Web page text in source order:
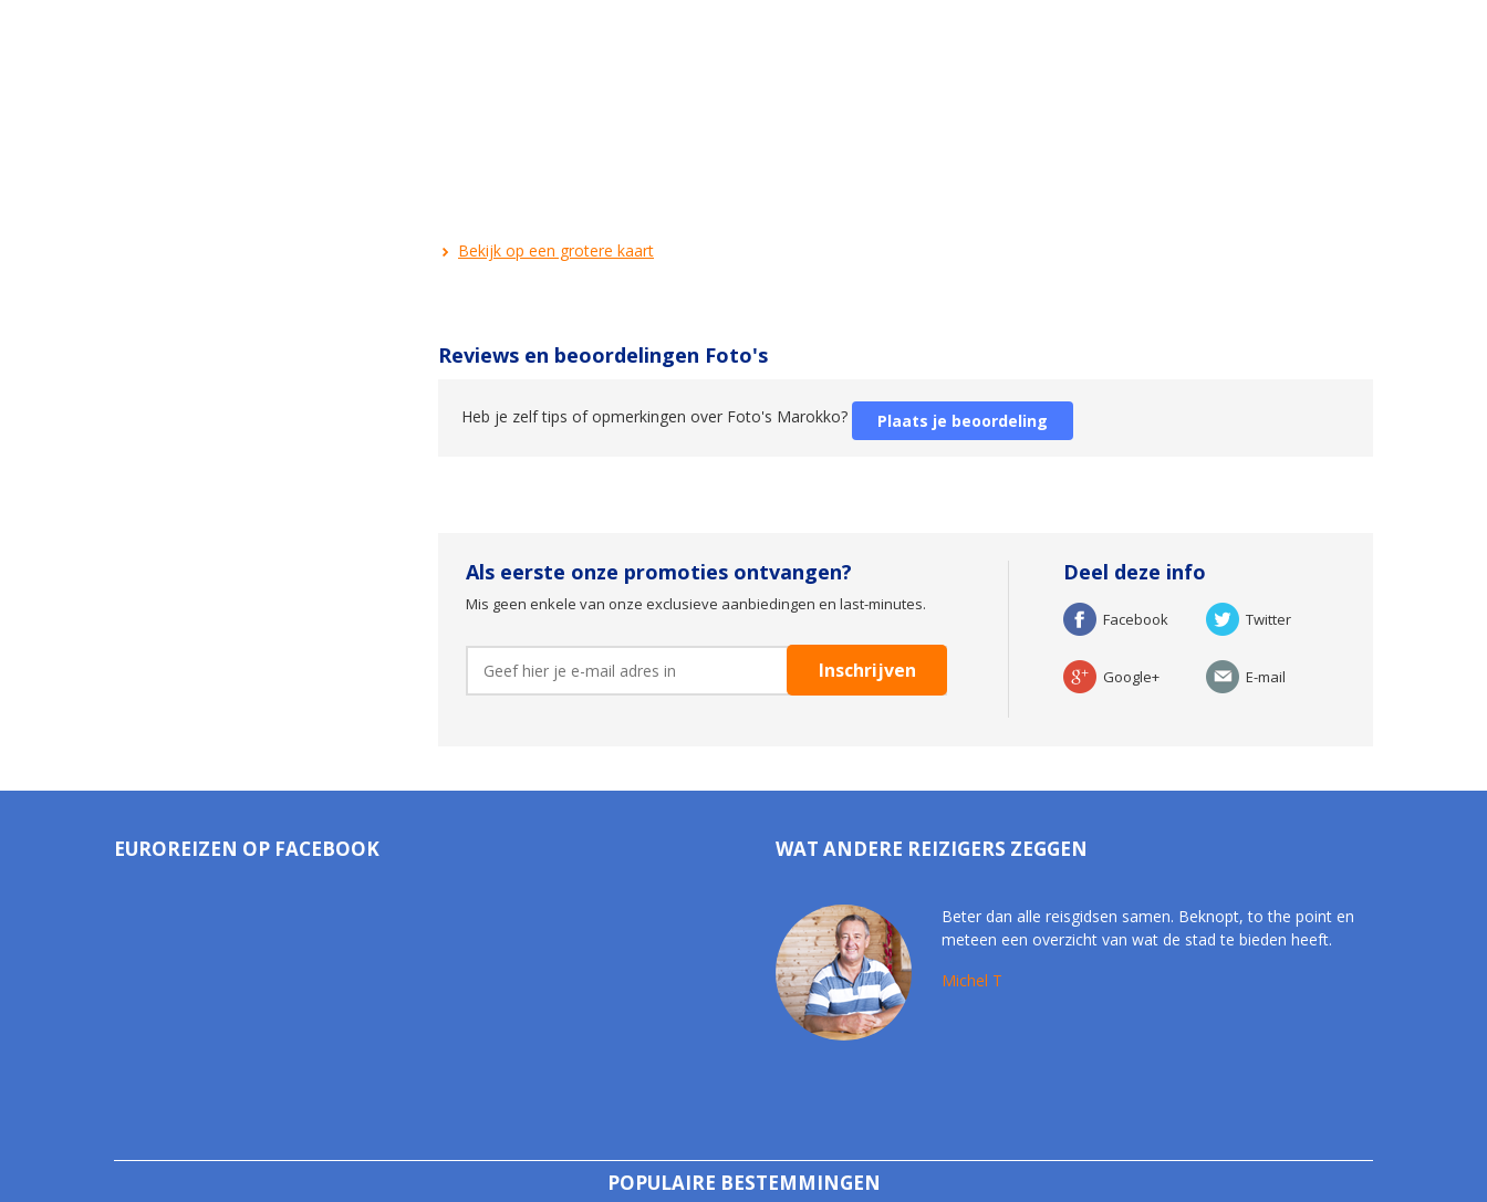
Bekijk op een grotere kaart
Reviews en beoordelingen Foto's
Heb je zelf tips of opmerkingen over Foto's Marokko? Plaats je beoordeling
Als eerste onze promoties ontvangen?
Mis geen enkele van onze exclusieve aanbiedingen en last-minutes.
Deel deze info
Facebook Twitter
Google+ E-mail
EUROREIZEN OP FACEBOOK WAT ANDERE REIZIGERS ZEGGEN
Beter dan alle reisgidsen samen. Beknopt, to the point en
meteen een overzicht van wat de stad te bieden heeft.
Michel T
POPULAIRE BESTEMMINGEN